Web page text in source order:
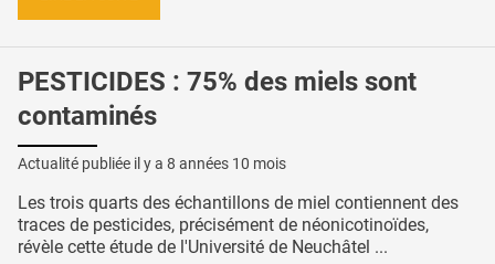
PESTICIDES : 75% des miels sont
contaminés
Actualité publiée il y a 8 années 10 mois
Les trois quarts des échantillons de miel contiennent des
traces de pesticides, précisément de néonicotinoïdes,
révèle cette étude de l'Université de Neuchâtel ...